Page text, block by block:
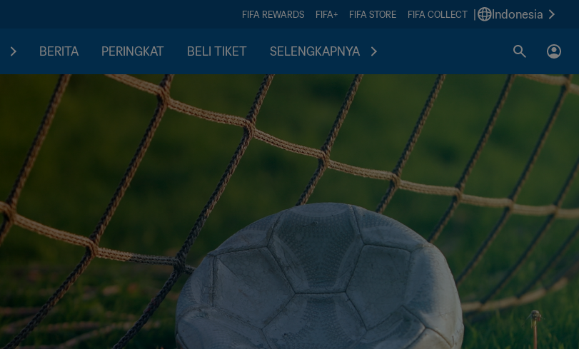
FIFA REWARDS FIFA+ FIFA STORE FIFA COLLECT Indonesia
BERITA PERINGKAT BELI TIKET SELENGKAPNYA